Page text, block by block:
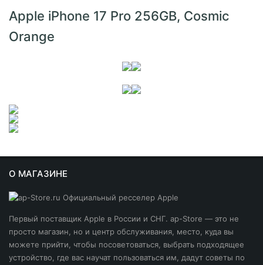
Apple iPhone 17 Pro 256GB, Cosmic
Orange
О МАГАЗИНЕ
Первый поставщик Apple в России и СНГ. ap-Store — это не
просто магазин, но и центр обслуживания, место, куда вы
можете прийти, чтобы посоветоваться, выбрать подходящее
устройство, где вас научат пользоваться им, дадут советы по